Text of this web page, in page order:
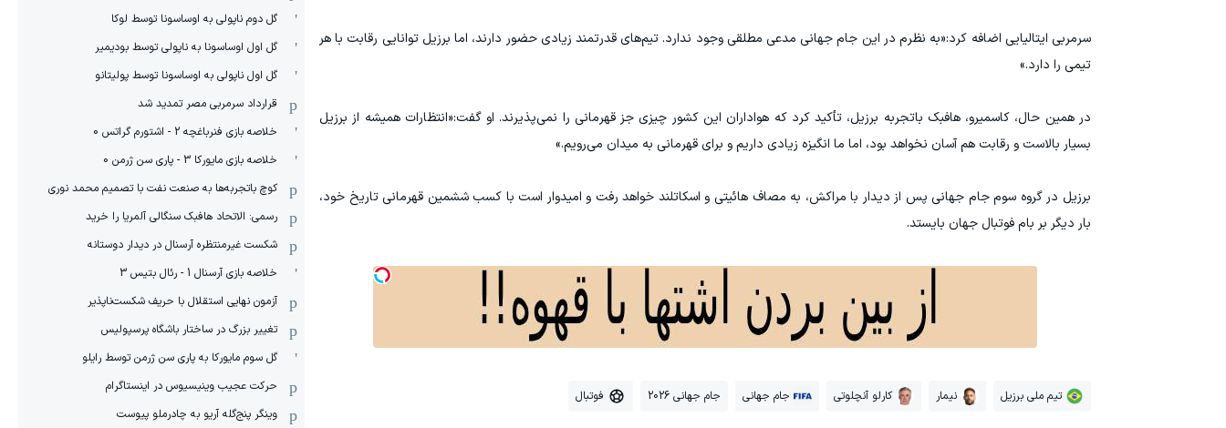
سرمربی ایتالیایی اضافه کرد:«به نظرم در این جام جهانی مدعی مطلقی وجود ندارد. تیم‌های قدرتمند زیادی حضور دارند، اما برزیل توانایی رقابت با هر
تیمی را دارد.»
در همین حال، کاسمیرو، هافبک باتجربه برزیل، تأکید کرد که هواداران این کشور چیزی جز قهرمانی را نمی‌پذیرند. او گفت:«انتظارات همیشه از برزیل
بسیار بالاست و رقابت هم آسان نخواهد بود، اما ما انگیزه زیادی داریم و برای قهرمانی به میدان می‌رویم.»
برزیل در گروه سوم جام جهانی پس از دیدار با مراکش، به مصاف هائیتی و اسکاتلند خواهد رفت و امیدوار است با کسب ششمین قهرمانی تاریخ خود،
بار دیگر بر بام فوتبال جهان بایستد.
تیم ملی برزیل نیمار کارلو آنچلوتی جام جهانی جام جهانی 2026 فوتبال
گل دوم ناپولی به اوساسونا توسط لوکا
گل اول اوساسونا به ناپولی توسط بودیمیر
گل اول ناپولی به اوساسونا توسط پولیتانو
قرارداد سرمربی مصر تمدید شد
خلاصه بازی فنرباغچه 2 - اشتورم گراتس 0
خلاصه بازی مایورکا 3 - پاری سن ژرمن 0
کوچ باتجربه‌ها به صنعت نفت با تصمیم محمد نوری
رسمی: الاتحاد هافبک سنگالی آلمریا را خرید
شکست غیرمنتظره آرسنال در دیدار دوستانه
خلاصه بازی آرسنال 1 - رئال بتیس 3
آزمون نهایی استقلال با حریف شکست‌ناپذیر
تغییر بزرگ در ساختار باشگاه پرسپولیس
گل سوم مایورکا به پاری سن ژرمن توسط رایلو
حرکت عجیب وینیسیوس در اینستاگرام
وینگر پنج‌گله آریو به چادرملو پیوست